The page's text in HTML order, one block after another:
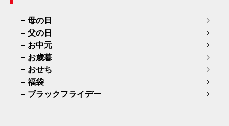
母の日
父の日
お中元
お歳暮
おせち
福袋
ブラックフライデー